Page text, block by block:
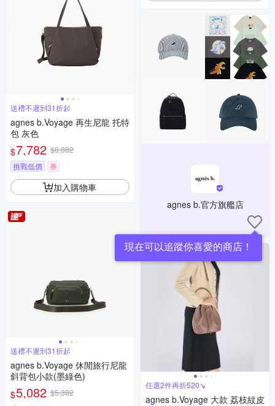
送禮不遲到31折起
agnes b.Voyage 再生尼龍 托特
包 灰色
$7,782 $8,082
挑戰低價
券
加入購物車
送禮不遲到31折起
agnes b.Voyage 休閒旅行尼龍
斜背包小款(墨綠色)
$5,082 $5,382
agnes b.官方旗艦店
現在可以追蹤你喜愛的商店！
任選2件再折520↘
agnes b.Voyage 大款 荔枝紋皮